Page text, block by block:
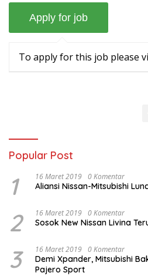
To apply for this job please
Popular Post
1 16 Maret 2019 0 Komentar
Aliansi Nissan-Mitsubishi
2 16 Maret 2019 0 Komentar
Sosok New Nissan Livina
3 16 Maret 2019 0 Komentar
Demi Xpander, Mitsubishi
Pajero Sport